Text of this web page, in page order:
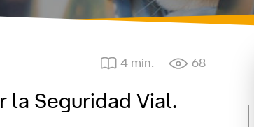
4 min. 68
la Seguridad Vial.